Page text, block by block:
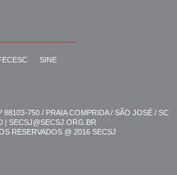
SINE
88103-750 / PRAIA COMPRIDA / SÃO JOSÉ / SC
| SECSJ@SECSJ.ORG.BR
RESERVADOS @ 2016 SECSJ